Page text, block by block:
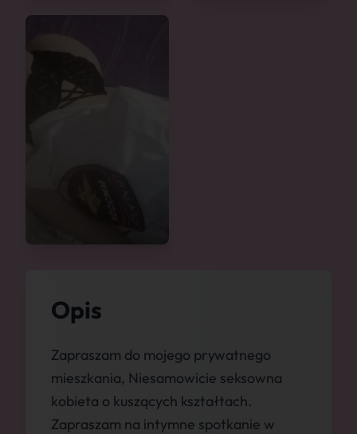
Opis
Zapraszam do mojego prywatnego
mieszkania, Niesamowicie seksowna
kobieta o kuszących kształtach.
Zapraszam na intymne spotkanie w